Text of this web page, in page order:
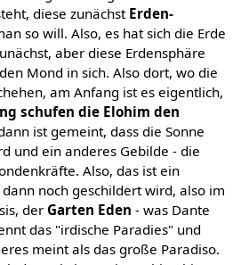
diese zunächst Erden-
so will. Also, es hat sich die Erde
aber diese Erdensphäre
Mond in sich. Also dort, wo die
am Anfang ist es eigentlich,
schufen die Elohim den
ist gemeint, dass die Sonne
und ein anderes Gebilde - die
Also, das ist ein
noch geschildert wird, also im
der Garten Eden - was Dante
das "irdische Paradies" und
meint als das große Paradiso.